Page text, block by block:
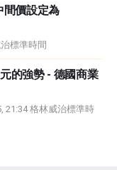
間價設定為
標準時間
的強勢 - 德國商業
21:34 格林威治標準時